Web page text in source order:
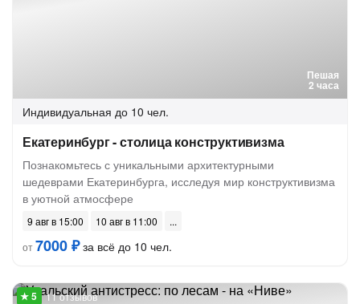
Пешая
2 часа
Индивидуальная до 10 чел.
Екатеринбург - столица конструктивизма
Познакомьтесь с уникальными архитектурными
шедеврами Екатеринбурга, исследуя мир конструктивизма
в уютной атмосфере
9 авг в 15:00
10 авг в 11:00
от7000 ₽за всё до 10 чел.
11 отзывов